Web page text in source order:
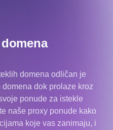
domena odličan je
dok prolaze kroz
ponude za istekle
naše proxy ponude kako
koje vas zanimaju, i